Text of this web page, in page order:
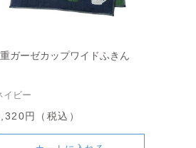
ガーゼカップワイドふきん
イビー
円（税込）